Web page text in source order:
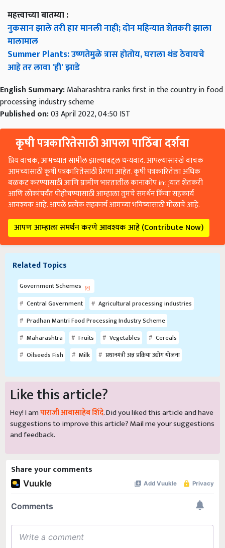
महत्त्वाच्या बातम्या :
नुकसान झाले तरी हार मानली नाही; दोन महिन्यात शेतकरी झाला
मालामाल
Summer Plants: उष्णतेमुळे त्रास होतोय, घराला थंड ठेवायचे
आहे तर लावा 'ही' झाडे
English Summary:Maharashtra ranks first in the country in food
processing industry scheme
Published on:03 April 2022, 04:50 IST
कृषी पत्रकारितेसाठी आपला पाठिंबा दर्शवा
प्रिय वाचक, आमच्यात सामील झाल्याबद्दल धन्यवाद. आपल्यासारखे वाचक
आमच्यासाठी कृषी पत्रकारितेसाठी प्रेरणा आहेत. कृषी पत्रकारितेला अधिक
बळकट करण्यासाठी आणि ग्रामीण भारतातील कानाकोप in्यात शेतकरी
आणि लोकांपर्यंत पोहोचण्यासाठी आम्हाला तुमचे समर्थन किंवा सहकार्य
आवश्यक आहे. आपले प्रत्येक सहकार्य आमच्या भविष्यासाठी मोलाचे आहे.
आपण आम्हाला समर्थन करणे आवश्यक आहे (Contribute Now)
Related Topics
Government Schemes
Central Government
Agricultural processing industries
Pradhan Mantri Food Processing Industry Scheme
Maharashtra
Fruits Vegetables
Cereals
Oilseeds Fish
Milk प्रधानमंत्री अन्न प्रक्रिया उद्योग योजना
Like this article?
Hey! I amपाराजी आबासाहेब शिंदे. Did you liked this article and have
suggestions to improve this article?Mailme your suggestions
and feedback.
Share your comments